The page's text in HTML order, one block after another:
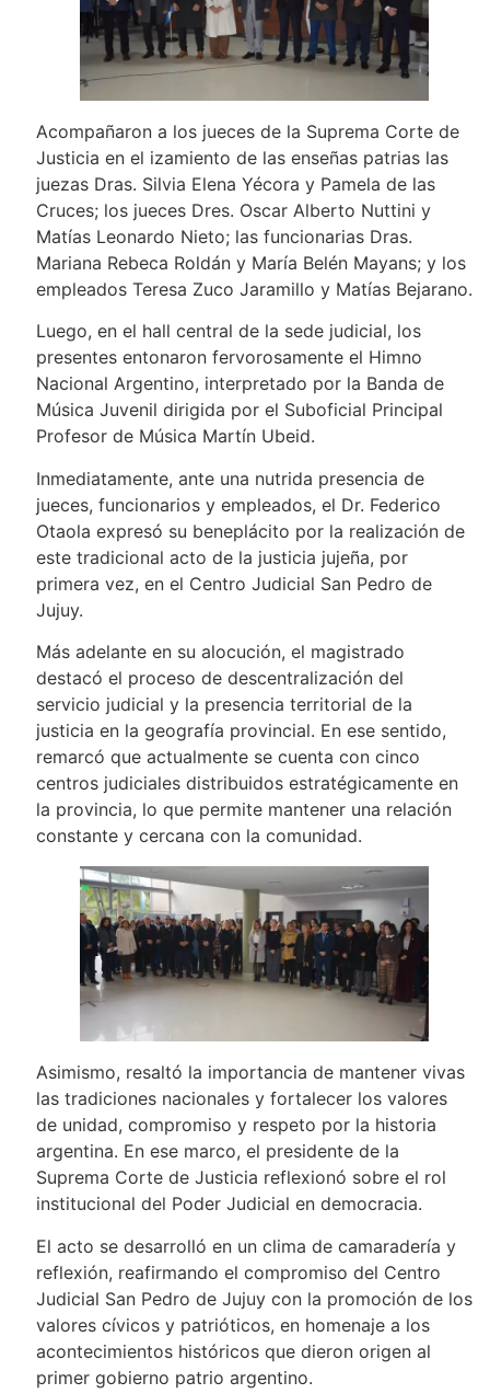
Acompañaron a los jueces de la Suprema Corte de
Justicia en el izamiento de las enseñas patrias las
juezas Dras. Silvia Elena Yécora y Pamela de las
Cruces; los jueces Dres. Oscar Alberto Nuttini y
Matías Leonardo Nieto; las funcionarias Dras.
Mariana Rebeca Roldán y María Belén Mayans; y los
empleados Teresa Zuco Jaramillo y Matías Bejarano.
Luego, en el hall central de la sede judicial, los
presentes entonaron fervorosamente el Himno
Nacional Argentino, interpretado por la Banda de
Música Juvenil dirigida por el Suboficial Principal
Profesor de Música Martín Ubeid.
Inmediatamente, ante una nutrida presencia de
jueces, funcionarios y empleados, el Dr. Federico
Otaola expresó su beneplácito por la realización de
este tradicional acto de la justicia jujeña, por
primera vez, en el Centro Judicial San Pedro de
Jujuy.
Más adelante en su alocución, el magistrado
destacó el proceso de descentralización del
servicio judicial y la presencia territorial de la
justicia en la geografía provincial. En ese sentido,
remarcó que actualmente se cuenta con cinco
centros judiciales distribuidos estratégicamente en
la provincia, lo que permite mantener una relación
constante y cercana con la comunidad.
Asimismo, resaltó la importancia de mantener vivas
las tradiciones nacionales y fortalecer los valores
de unidad, compromiso y respeto por la historia
argentina. En ese marco, el presidente de la
Suprema Corte de Justicia reflexionó sobre el rol
institucional del Poder Judicial en democracia.
El acto se desarrolló en un clima de camaradería y
reflexión, reafirmando el compromiso del Centro
Judicial San Pedro de Jujuy con la promoción de los
valores cívicos y patrióticos, en homenaje a los
acontecimientos históricos que dieron origen al
primer gobierno patrio argentino.